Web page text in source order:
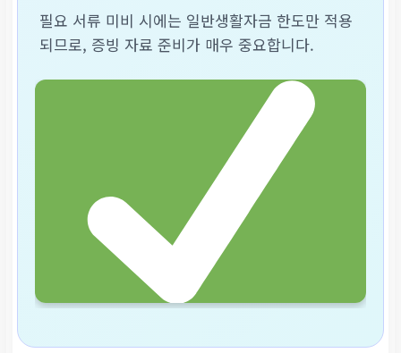
필요 서류 미비 시에는 일반생활자금 한도만 적용
되므로, 증빙 자료 준비가 매우 중요합니다.